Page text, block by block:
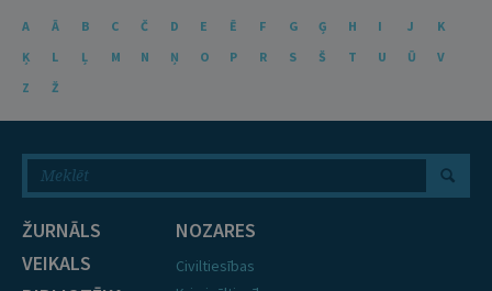
A Ā B C Č D E Ē F G Ģ H I J
K
Ķ
L Ļ M N Ņ O P R S Š T U Ū
V
Z
Ž
ŽURNĀLS
VEIKALS
NOZARES
Civiltiesības